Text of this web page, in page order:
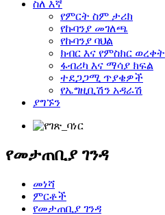
ስለ እኛ
የምርት ስም ታሪክ
የኩባንያ መገለጫ
የኩባንያ ባህል
ክብር እና የምስክር ወረቀት
ፋብሪካ እና ማሳያ ክፍል
ተደጋጋሚ ጥያቄዎች
የኤግዚቢሽን አዳራሽ
ያግኙን
የመታጠቢያ ገንዳ
መነሻ
ምርቶች
የመታጠቢያ ገንዳ